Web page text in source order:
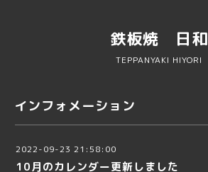
鉄板焼 日和
TEPPANYAKI HIYORI
インフォメーション
2022-09-23 21:58:00
10月のカレンダー更新しました